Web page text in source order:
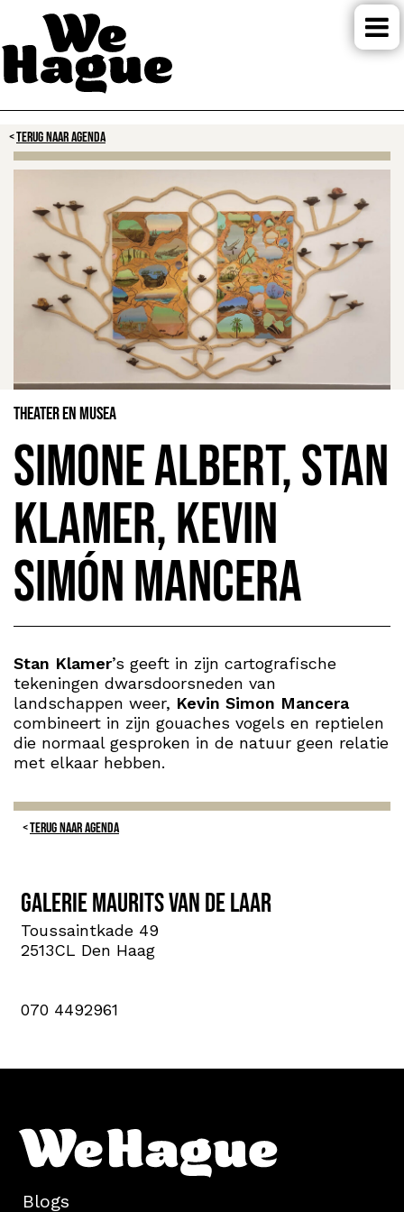
TERUG NAAR AGENDA
Theater en Musea
Simone Albert, Stan
Klamer, Kevin
Simón Mancera
Stan Klamer’s geeft in zijn cartografische
tekeningen dwarsdoorsneden van
landschappen weer, Kevin Simon Mancera
combineert in zijn gouaches vogels en reptielen
die normaal gesproken in de natuur geen relatie
met elkaar hebben.
TERUG NAAR AGENDA
Galerie Maurits van de Laar
Toussaintkade 49
2513CL Den Haag
070 4492961
Blogs